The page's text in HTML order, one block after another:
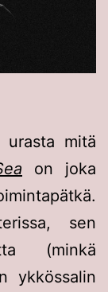
urasta mitä
on joka
sen
(minkä
ykkössalin